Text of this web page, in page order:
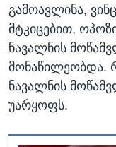
გამოავლინა,
მტკიცებით,
ნავალნის
მონაწილეობდა.
ნავალნის
უარყოფს.